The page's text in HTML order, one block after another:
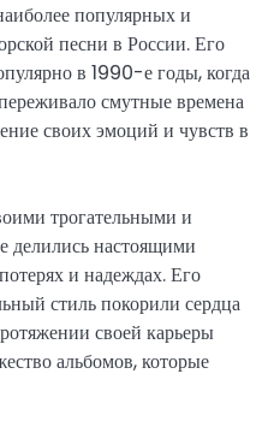
популярных и
песни в России. Его
в 1990-е годы, когда
смутные времена
своих эмоций и чувств в
трогательными и
делились настоящими
и надеждах. Его
стиль покорили сердца
своей карьеры
альбомов, которые